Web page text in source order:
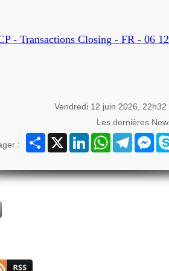
- Transactions Closing - FR - 06
Vendredi 12 juin 2026,
Les dernières
:
Partager
X LinkedInWhatsAppTelegram